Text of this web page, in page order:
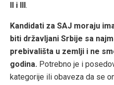
II i III.
Kandidati za SAJ moraju
biti državljani Srbije sa
prebivališta u zemlji i ne
godina. Potrebno je i
kategorije ili obaveza da se